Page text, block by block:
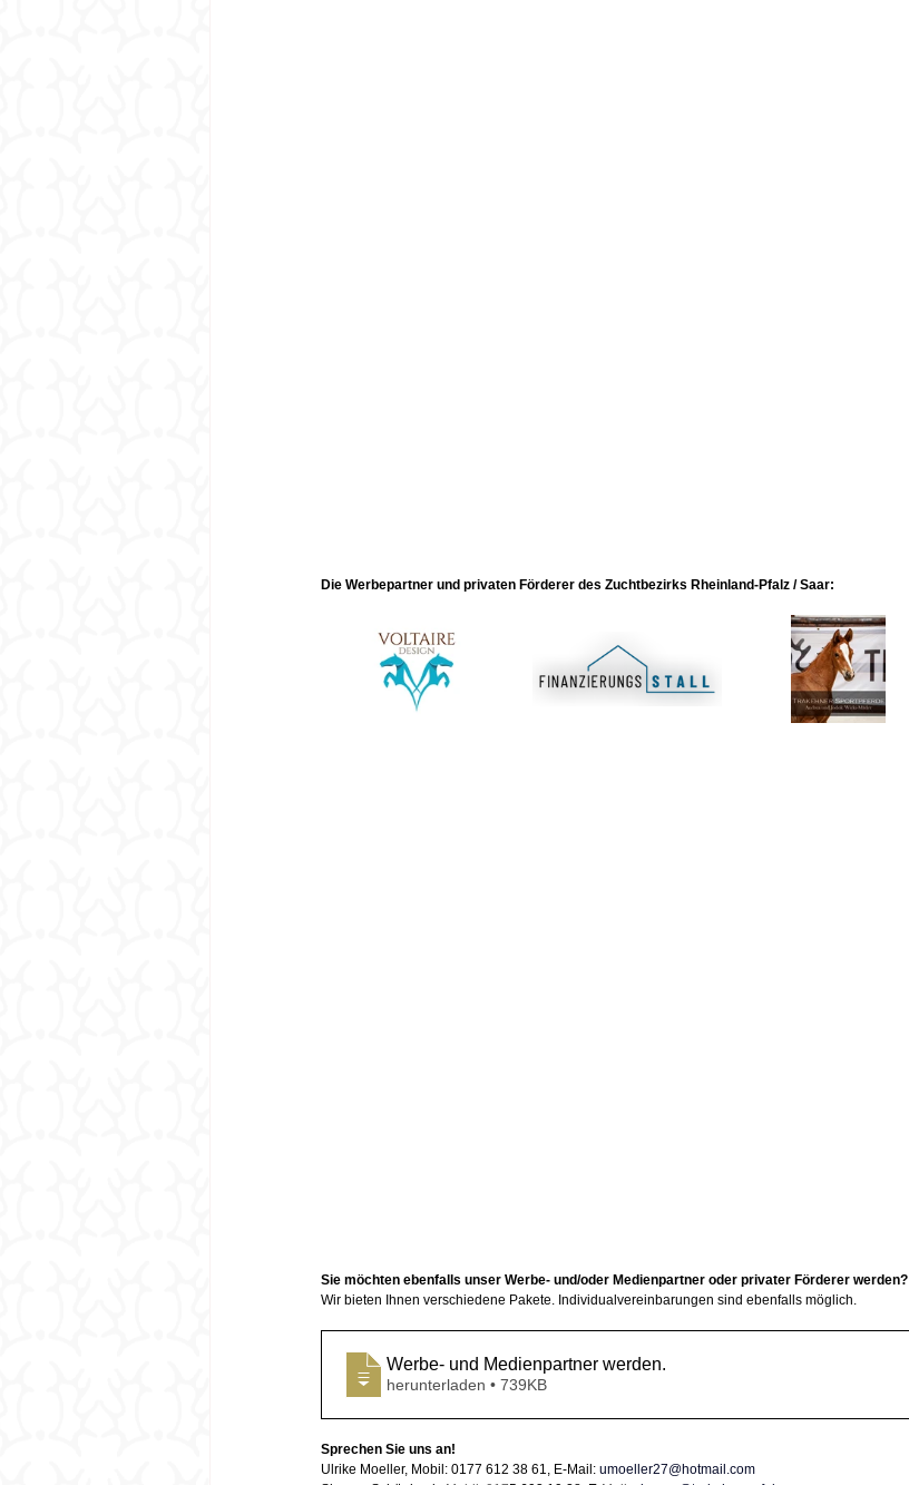
Die Werbepartner und privaten Förderer des Zuchtbezirks Rheinland-Pfalz / Saar:
Sie möchten ebenfalls unser Werbe- und/oder Medienpartner oder privater Förderer werden?
Wir bieten Ihnen verschiedene Pakete. Individualvereinbarungen sind ebenfalls möglich.
Werbe- und Medienpartner werden.
herunterladen • 739KB
Sprechen Sie uns an!
Ulrike Moeller, Mobil: 0177 612 38 61, E-Mail: umoeller27@hotmail.com